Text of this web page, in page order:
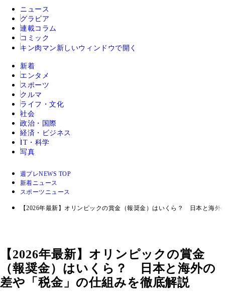
ニュース
グラビア
連載コラム
コミック
キン肉マン 新しいウィンドウで開く
新着
エンタメ
スポーツ
クルマ
ライフ・文化
社会
政治・国際
経済・ビジネス
IT・科学
写真
週プレNEWS TOP
新着ニュース
スポーツニュース
【2026年最新】オリンピックの賞金（報奨金）はいくら？ 日本と海外
【2026年最新】オリンピックの賞金
（報奨金）はいくら？ 日本と海外の
差や「税金」の仕組みを徹底解説